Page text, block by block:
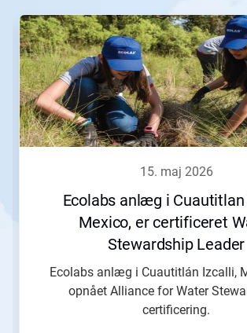
15. maj 2026
Ecolabs anlæg i Cuautitlan
Mexico, er certificeret
Stewardship Leader
Ecolabs anlæg i Cuautitlán Izcalli,
opnået Alliance for Water
certificering.